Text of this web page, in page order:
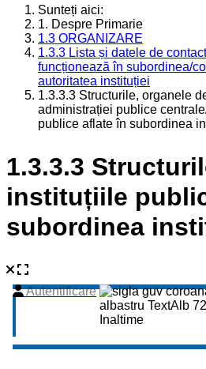
Sunteți aici:
1. Despre Primarie
1.3 ORGANIZARE
1.3.3 Lista și datele de
funcționează în subordinea/
autoritatea instituției
1.3.3.3 Structurile, organele
administrației publice
publice aflate în subordinea
1.3.3.3
instituțiile
subordinea